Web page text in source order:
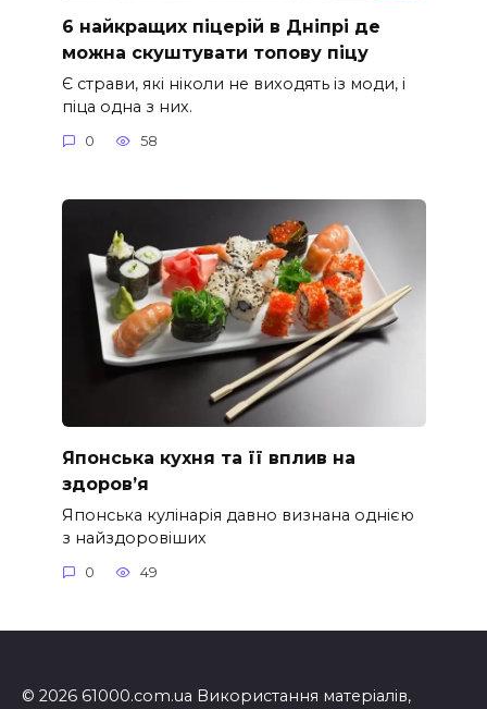
6 найкращих піцерій в Дніпрі де
можна скуштувати топову піцу
Є страви, які ніколи не виходять із моди, і
піца одна з них.
0 58
Японська кухня та її вплив на
здоров’я
Японська кулінарія давно визнана однією
з найздоровіших
0 49
© 2026 61000.com.ua Використання матеріалів,